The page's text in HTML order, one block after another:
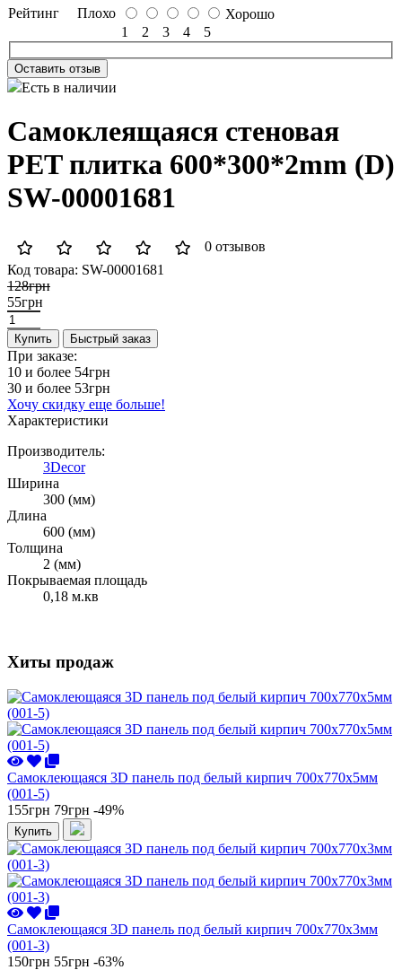
Рейтинг Плохо
Хорошо
1
2 3 4 5
Оставить отзыв
Есть в наличии
Самоклеящаяся стеновая
PET плитка 600*300*2mm (D)
SW-00001681
0 отзывов
Код товара: SW-00001681
128грн
55грн
Купить Быстрый заказ
При заказе:
10 и более 54грн
30 и более 53грн
Хочу скидку еще больше!
Характеристики
Производитель:
3Decor
Ширина
300 (мм)
Длина
600 (мм)
Толщина
2 (мм)
Покрываемая площадь
0,18 м.кв
Хиты продаж
Самоклеющаяся 3D панель под белый кирпич 700x770x5мм
(001-5)
155грн 79грн -49%
Купить
Самоклеющаяся 3D панель под белый кирпич 700x770x3мм
(001-3)
150грн 55грн -63%